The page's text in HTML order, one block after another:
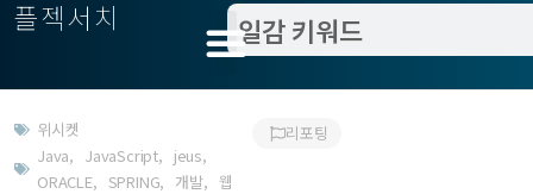
플젝서치
위시켓
Java, JavaScript, jeus,
ORACLE, SPRING, 개발, 웹
리포팅